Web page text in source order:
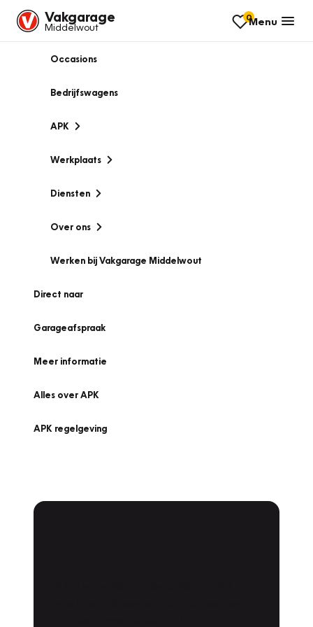
Vakgarage
Middelwout
0Menu
Occasions
Bedrijfswagens
APK
Werkplaats
Diensten
Over ons
Werken bij Vakgarage Middelwout
Direct naar
Garageafspraak
Meer informatie
Alles over APK
APK regelgeving